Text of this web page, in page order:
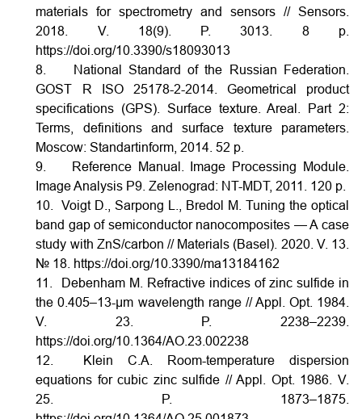
materials for spectrometry and sensors // Sensors.
2018. V. 18(9). P. 3013. 8 p.
https://doi.org/10.3390/s18093013
8. National Standard of the Russian Federation.
GOST R ISO 25178-2-2014. Geometrical product
specifications (GPS). Surface texture. Areal. Part 2:
Terms, definitions and surface texture parameters.
Moscow: Standartinform, 2014. 52 p.
9. Reference Manual. Image Processing Module.
Image Analysis P9. Zelenograd: NT-MDT, 2011. 120 p.
10. Voigt D., Sarpong L., Bredol M. Tuning the optical
band gap of semiconductor nanocomposites — A case
study with ZnS/carbon // Materials (Basel). 2020. V. 13.
№ 18. https://doi.org/10.3390/ma13184162
11. Debenham M. Refractive indices of zinc sulfide in
the 0.405–13-µm wavelength range // Appl. Opt. 1984.
V. 23. P. 2238–2239.
https://doi.org/10.1364/AO.23.002238
12. Klein C.A. Room-temperature dispersion
equations for cubic zinc sulfide // Appl. Opt. 1986. V.
25. P. 1873–1875.